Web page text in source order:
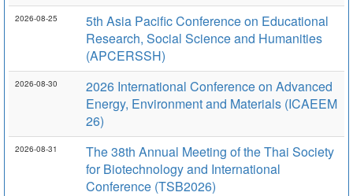
2026-08-25
5th Asia Pacific Conference on Educational
Research, Social Science and Humanities
(APCERSSH)
2026-08-30
2026 International Conference on Advanced
Energy, Environment and Materials (ICAEEM
26)
2026-08-31
The 38th Annual Meeting of the Thai Society
for Biotechnology and International
Conference (TSB2026)